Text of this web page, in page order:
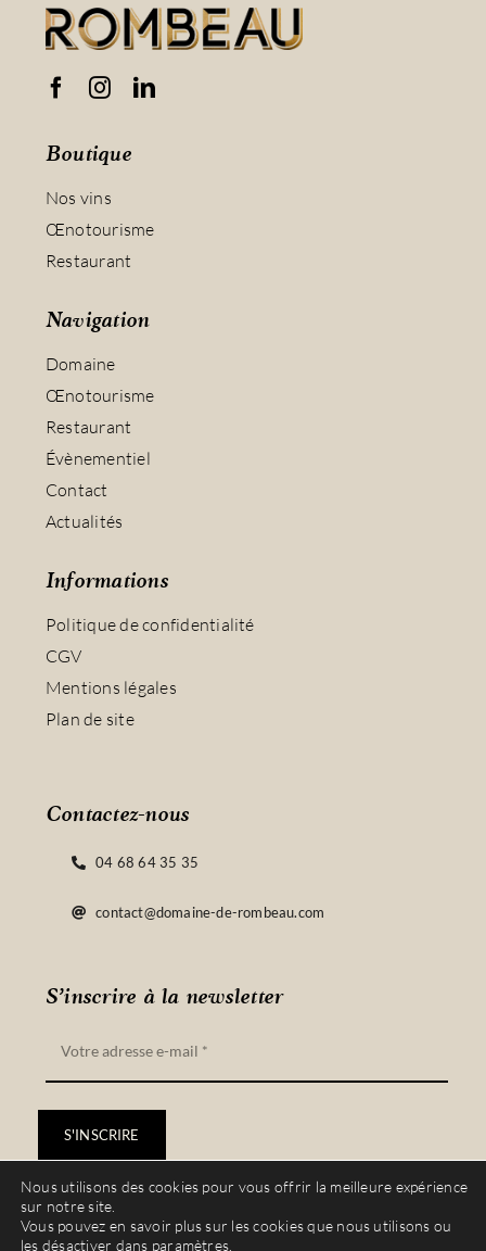
Boutique
Nos vins
Œnotourisme
Restaurant
Navigation
Domaine
Œnotourisme
Restaurant
Évènementiel
Contact
Actualités
Informations
Politique de confidentialité
CGV
Mentions légales
Plan de site
S’inscrire à la newsletter
S'INSCRIRE
Contactez-nous
04 68 64 35 35
contact@domaine-de-rombeau.com
Nous utilisons des cookies pour vous offrir la meilleure expérience
sur notre site.
Vous pouvez en savoir plus sur les cookies que nous utilisons ou
les désactiver dans paramètres